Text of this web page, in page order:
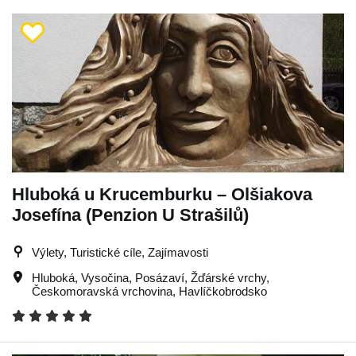
Hluboká u Krucemburku – Olšiakova
Josefína (Penzion U Strašilů)
Výlety, Turistické cíle, Zajímavosti
Hluboká, Vysočina, Posázaví, Žďárské vrchy,
Českomoravská vrchovina, Havlíčkobrodsko